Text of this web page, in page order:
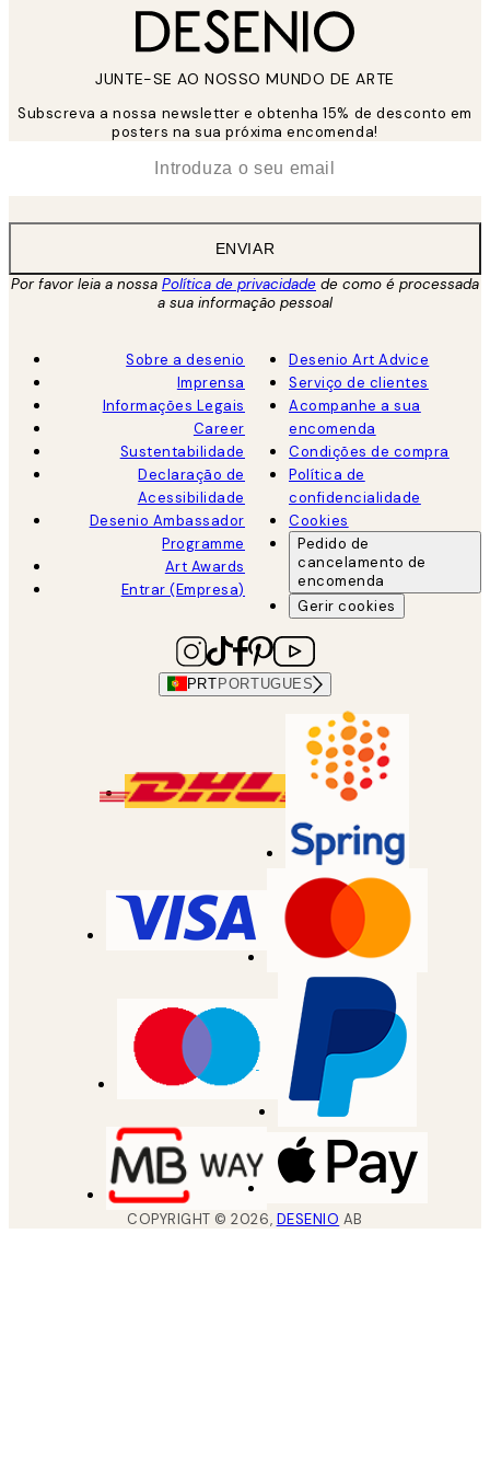
JUNTE-SE AO NOSSO MUNDO DE ARTE
Subscreva a nossa newsletter e obtenha 15% de desconto em
posters na sua próxima encomenda!
ENVIAR
Por favor leia a nossa Política de privacidade de como é processada
a sua informação pessoal
Sobre a desenio
Imprensa
Informações Legais
Career
Sustentabilidade
Declaração de
Acessibilidade
Desenio Ambassador
Programme
Art Awards
Entrar (Empresa)
Desenio Art Advice
Serviço de clientes
Acompanhe a sua
encomenda
Condições de compra
Política de
confidencialidade
Cookies
Pedido de
cancelamento de
encomenda
Gerir cookies
PRT PORTUGUES
COPYRIGHT ©2026, DESENIO AB